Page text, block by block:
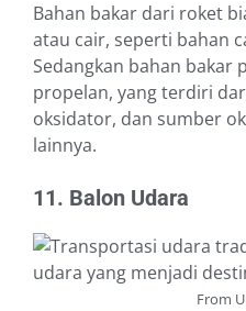
Bahan bakar dari roket
atau cair, seperti bahan
Sedangkan bahan bakar
propelan, yang terdiri
oksidator, dan sumber
lainnya.
11. Balon Udara
From